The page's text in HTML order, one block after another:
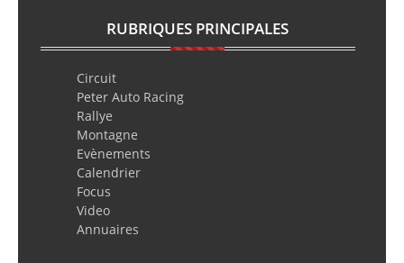
RUBRIQUES PRINCIPALES
Circuit
Peter Auto Racing
Rallye
Montagne
Evènements
Calendrier
Focus
Video
Annuaires